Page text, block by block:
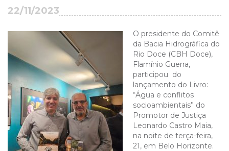
22/11/2023
O presidente do Comitê
da Bacia Hidrográfica do
Rio Doce (CBH Doce),
Flamínio Guerra,
participou do
lançamento do Livro:
“Água e conflitos
socioambientais” do
Promotor de Justiça
Leonardo Castro Maia,
na noite de terça-feira,
21, em Belo Horizonte.